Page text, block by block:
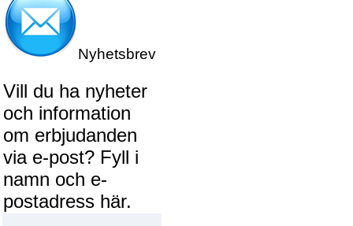
Nyhetsbrev
Vill du ha nyheter
och information
om erbjudanden
via e-post? Fyll i
namn och e-
postadress här.